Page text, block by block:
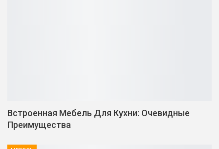
Встроенная Мебель Для Кухни: Очевидные
Преимущества